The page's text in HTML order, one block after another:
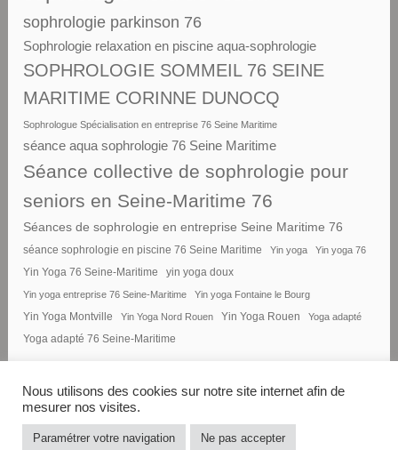
sophrologie parkinson 76
Sophrologie relaxation en piscine aqua-sophrologie
SOPHROLOGIE SOMMEIL 76 SEINE
MARITIME CORINNE DUNOCQ
Sophrologue Spécialisation en entreprise 76 Seine Maritime
séance aqua sophrologie 76 Seine Maritime
Séance collective de sophrologie pour
seniors en Seine-Maritime 76
Séances de sophrologie en entreprise Seine Maritime 76
séance sophrologie en piscine 76 Seine Maritime Yin yoga Yin yoga 76
Yin Yoga 76 Seine-Maritime yin yoga doux
Yin yoga entreprise 76 Seine-Maritime Yin yoga Fontaine le Bourg
Yin Yoga Montville Yin Yoga Nord Rouen Yin Yoga Rouen Yoga adapté
Yoga adapté 76 Seine-Maritime
FIÈREMENT PROPULSÉ PAR
Nous utilisons des cookies sur notre site internet afin de
mesurer nos visites.
Paramétrer votre navigation Ne pas accepter